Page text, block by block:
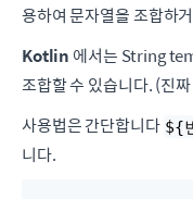
용하여 문자열을 조합하
Kotlin 에서는 String
조합할 수 있습니다. (진
사용법은 간단합니다 ${
니다.